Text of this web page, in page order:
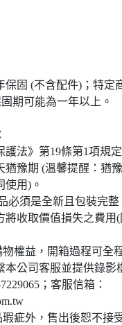
保固 (不含配件)；特定
期可能為一年以上。
護法》第19條第1項規
猶豫期 (溫馨提醒：猶
使用)。
必須是全新且包裝完
將收取價值損失之費用
權益，開箱過程可全
本公司客服並提供錄影
；客服信箱：
疵外，售出後恕不接